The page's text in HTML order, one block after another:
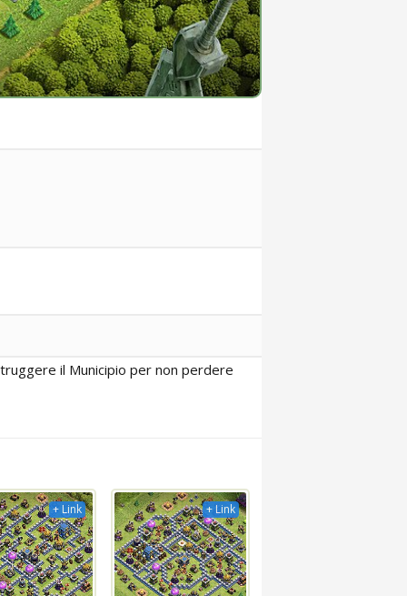
il Municipio per non perdere
+ Link + Link